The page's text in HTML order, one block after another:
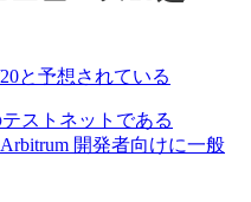
と予想されている
テストネットである
開発者向けに一般